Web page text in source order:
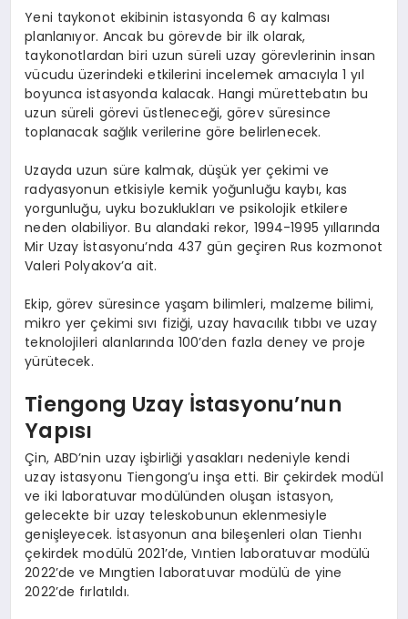
Yeni taykonot ekibinin istasyonda 6 ay kalması
planlanıyor. Ancak bu görevde bir ilk olarak,
taykonotlardan biri uzun süreli uzay görevlerinin insan
vücudu üzerindeki etkilerini incelemek amacıyla 1 yıl
boyunca istasyonda kalacak. Hangi mürettebatın bu
uzun süreli görevi üstleneceği, görev süresince
toplanacak sağlık verilerine göre belirlenecek.
Uzayda uzun süre kalmak, düşük yer çekimi ve
radyasyonun etkisiyle kemik yoğunluğu kaybı, kas
yorgunluğu, uyku bozuklukları ve psikolojik etkilere
neden olabiliyor. Bu alandaki rekor, 1994-1995 yıllarında
Mir Uzay İstasyonu’nda 437 gün geçiren Rus kozmonot
Valeri Polyakov’a ait.
Ekip, görev süresince yaşam bilimleri, malzeme bilimi,
mikro yer çekimi sıvı fiziği, uzay havacılık tıbbı ve uzay
teknolojileri alanlarında 100’den fazla deney ve proje
yürütecek.
Tiengong Uzay İstasyonu’nun
Yapısı
Çin, ABD’nin uzay işbirliği yasakları nedeniyle kendi
uzay istasyonu Tiengong’u inşa etti. Bir çekirdek modül
ve iki laboratuvar modülünden oluşan istasyon,
gelecekte bir uzay teleskobunun eklenmesiyle
genişleyecek. İstasyonun ana bileşenleri olan Tienhı
çekirdek modülü 2021’de, Vıntien laboratuvar modülü
2022’de ve Mıngtien laboratuvar modülü de yine
2022’de fırlatıldı.